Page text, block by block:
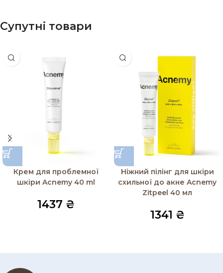
Супутні товари
Крем для проблемної
шкіри Acnemy 40 ml
1437 ₴
Ніжний пілінг для шкіри
схильної до акне Acnemy
Zitpeel 40 мл
1341 ₴